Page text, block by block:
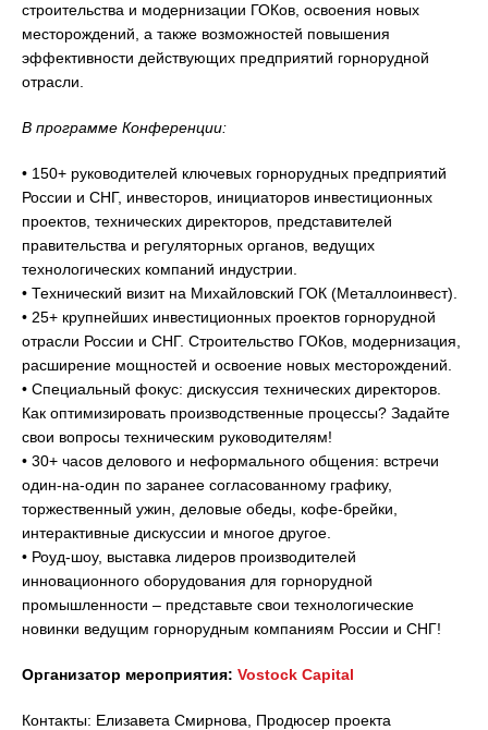
строительства и модернизации ГОКов, освоения новых
месторождений, а также возможностей повышения
эффективности действующих предприятий горнорудной
отрасли.
В программе Конференции:
• 150+ руководителей ключевых горнорудных предприятий
России и СНГ, инвесторов, инициаторов инвестиционных
проектов, технических директоров, представителей
правительства и регуляторных органов, ведущих
технологических компаний индустрии.
• Технический визит на Михайловский ГОК (Металлоинвест).
• 25+ крупнейших инвестиционных проектов горнорудной
отрасли России и СНГ. Строительство ГОКов, модернизация,
расширение мощностей и освоение новых месторождений.
• Специальный фокус: дискуссия технических директоров.
Как оптимизировать производственные процессы? Задайте
свои вопросы техническим руководителям!
• 30+ часов делового и неформального общения: встречи
один-на-один по заранее согласованному графику,
торжественный ужин, деловые обеды, кофе-брейки,
интерактивные дискуссии и многое другое.
• Роуд-шоу, выставка лидеров производителей
инновационного оборудования для горнорудной
промышленности – представьте свои технологические
новинки ведущим горнорудным компаниям России и СНГ!
Организатор мероприятия: Vostock Capital
Контакты: Елизавета Смирнова, Продюсер проекта